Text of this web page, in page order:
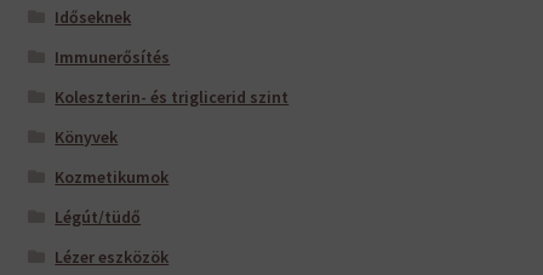
Időseknek
Immunerősítés
Koleszterin- és triglicerid szint
Könyvek
Kozmetikumok
Légút/tüdő
Lézer eszközök